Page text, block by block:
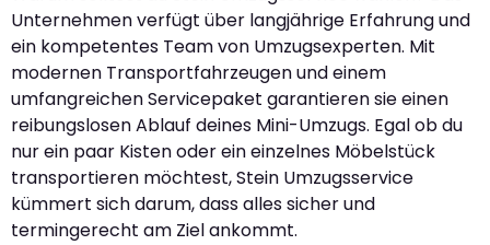
Unternehmen verfügt über langjährige Erfahrung und
ein kompetentes Team von Umzugsexperten. Mit
modernen Transportfahrzeugen und einem
umfangreichen Servicepaket garantieren sie einen
reibungslosen Ablauf deines Mini-Umzugs. Egal ob du
nur ein paar Kisten oder ein einzelnes Möbelstück
transportieren möchtest, Stein Umzugsservice
kümmert sich darum, dass alles sicher und
termingerecht am Ziel ankommt.